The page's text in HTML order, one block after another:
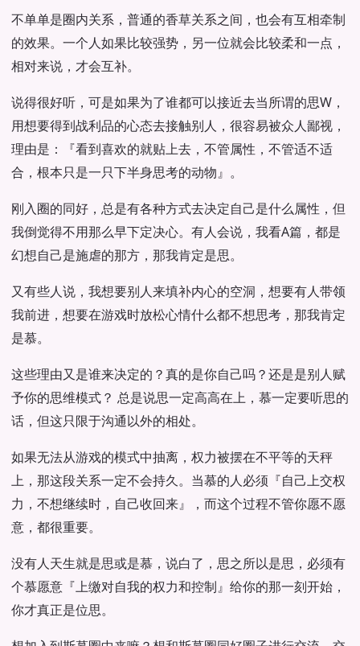
不单单是圈内关系，普通的香草关系之间，也会有互相牵制
的效果。一个人如果比较强势，另一位就会比较柔和一点，
相对来说，才会互补。
说得很好听，可是如果为了谁都可以接近去当所谓的思W，
用想要得到战利品的心态去接触别人，很容易被众人鄙视，
理由是：『看到喜欢的就贴上去，不管属性，不管适不适
合，根本只是一只下半身思考的动物』。
刚入圈的同好，总是有各种方式去决定自己是什么属性，但
我倒觉得不用那么早下定决心。有人会说，我看A篇，都是
幻想自己是施虐的那方，那我肯定是思。
又有些人说，我想要别人来填补内心的空洞，想要有人带领
我前进，想要在游戏时放松心情什么都不想思考，那我肯定
是慕。
这些理由又是谁来决定的？真的是你自己吗？还是是别人赋
予你的思维模式？ 总是说思一定高高在上，慕一定要听思的
话，但这只限于沟通以外的相处。
如果无法从游戏的模式中抽离，权力被摆在不平等的天秤
上，那这段关系一定不会持久。当慕的人必须『自己上交权
力，不想继续时，自己收回来』，而这个过程不管你愿不愿
意，都很重要。
没有人天生就是思或是慕，说白了，思之所以是思，必须有
个慕愿意『上缴对自我的权力和控制』给你的那一刻开始，
你才真正是位思。